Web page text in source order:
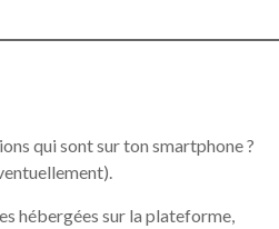
qui sont sur ton smartphone ?
hébergées sur la plateforme,